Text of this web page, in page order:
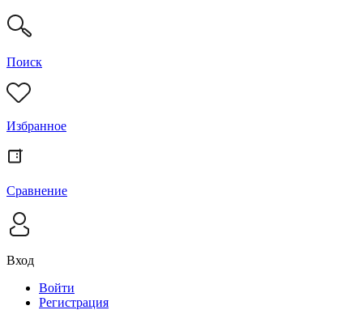
Поиск
Избранное
Сравнение
Вход
Войти
Регистрация